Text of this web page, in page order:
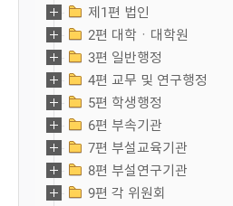
제1편 법인
2편 대학ㆍ대학원
3편 일반행정
4편 교무 및 연구행정
5편 학생행정
6편 부속기관
7편 부설교육기관
8편 부설연구기관
9편 각 위원회